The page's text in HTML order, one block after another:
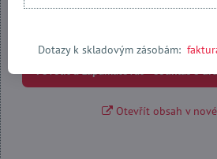
Povolit a zapamatovat - souhlas s
Otevřít obsah v
Dotazy k skladovým zásobám: